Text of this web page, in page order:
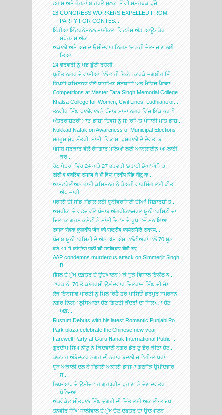
ਫਰਾਂਸ ਅਤੇ ਹੋਰਨਾਂ ਬਾਹਰਲੇ ਮੁਲਕਾਂ ਤੋਂ ਵੀ ਸਮਰਥਕ ਪੁੱਜੇ ...
28 CONGRESS WORKERS EXPELLED FROM
PARTY FOR CONTES...
ਇੰਡੀਆ ਇੰਟਰਨੈਸ਼ਨਲ ਸਾਈਕਲ, ਫਿਟਨੈਸ ਐਂਡ ਆਊਟਡੋਰ
ਸਪੋਰਟਸ ਐਕ...
ਅਕਾਲੀ ਅਤੇ ਅਜਾਦ ਉਮੀਦਵਾਰ ਨਿਗਮ 'ਚ ਨਹੀ ਜੇਲ• ਜਾਣ ਲਈ
ਤਿਆ...
24 ਫਰਵਰੀ ਨੂੰ ਪੇਡ ਛੁੱਟੀ ਰਹੇਗੀ
ਪ੍ਰੀਤ ਨਗਰ ਦੇ ਵਾਸੀਆਂ ਵੱਲੋਂ ਭਾਰੀ ਇਕੱਠ ਕਰਕੇ ਜਗਬੀਰ ਸਿੰ...
ਡਿਪਟੀ ਕਮਿਸ਼ਨਰ ਵੱਲੋਂ ਧਾਰਮਿਕ ਸੰਸਥਾਵਾਂ ਅਤੇ ਮੈਰਿਜ ਪੈਲਸਾ...
Competitions at Master Tara Singh Memorial College...
Khalsa College for Women, Civil Lines, Ludhiana or...
ਤਨਵੀਰ ਸਿੰਘ ਧਾਲੀਵਾਲ ਨੇ ਪੰਜਾਬ ਮਾਤਾ ਨਗਰ ਵਿੱਚ ਇੱਕ ਭਰਵੀ...
ਅੰਤਰਰਾਸ਼ਟਰੀ ਮਾਤ-ਭਾਸ਼ਾ ਦਿਵਸ ਨੂੰ ਸਮਰਪਿਤ ਪੰਜਾਬੀ ਮਾਤ-ਭਾਸ਼...
Nukkad Natak on Awareness of Municipal Elections
ਮਰਹੂਮ ਮੁੱਖ ਮੰਤਰੀ, ਸ਼ਾਂਤੀ, ਵਿਕਾਸ, ਖੁਸ਼ਹਾਲੀ ਦੇ ਦੇਵਤਾ ਬ...
ਪੰਜਾਬ ਸਰਕਾਰ ਵੱਲੋਂ ਰੋਜ਼ਗਾਰ ਮੇਲਿਆਂ ਲਈ ਆਨਲਾਈਨ ਅਪਲਾਈ
ਕਰ...
ਚੋਣ ਖੇਤਰਾਂ ਵਿੱਚ 24 ਅਤੇ 27 ਫਰਵਰੀ 'ਡਰਾਈ ਡੇਅ' ਘੋਸ਼ਿਤ
सांसी व बावरिया समाज ने भी दिया गुरदीप सिंह नीटू क...
ਆਸਟਰੇਲੀਅਨ ਹਾਈ ਕਮਿਸ਼ਨਰ ਨੇ ਡੇਅਰੀ ਫਾਰਮਿੰਗ ਲਈ ਕੀਤਾ
ਐਪ ਜਾਰੀ
ਪਰਾਲੀ ਦੀ ਸਾਂਭ-ਸੰਭਾਲ ਲਈ ਯੂਨੀਵਰਸਿਟੀ ਦੀਆਂ ਸਿਫ਼ਾਰਸ਼ਾਂ ਤ...
ਅਮਰੀਕਾ ਦੇ ਵਫ਼ਦ ਵੱਲੋਂ ਪੰਜਾਬ ਐਗਰੀਕਲਚਰਲ ਯੂਨੀਵਰਸਿਟੀ ਦਾ ...
ਜਿਲਾ ਕਾਂਗਰਸ ਕਮੇਟੀ ਨੇ ਸ਼ਾਂਤੀ ਦਿਵਸ ਦੇ ਰੂਪ ਵਜੋਂ ਮਨਾਇਆ ...
समाज सेवक कुलदीप जैन को राष्ट्रीय कार्यसमिति सदस्य...
ਪੰਜਾਬ ਯੂਨੀਵਰਸਿਟੀ ਦੇ ਐਨ.ਐਸ.ਐਸ.ਵਲੰਟੀਅਰਾਂ ਵਲੋਂ 70 ਯੂਨ...
वार्ड 41 में कांग्रेस पार्टी की उम्मीदवार बीबी सर्...
AAP condemns murderous attack on Simmerjit Singh
B...
ਜੱਸਲ ਦੇ ਮੁੱਖ ਦਫ਼ਤਰ ਦੇ ਉਦਘਾਟਨ ਮੌਕੇ ਜੁੜੇ ਵਿਸ਼ਾਲ ਇਕੱਠ ਨ...
ਵਾਰਡ ਨੰ. 70 ਤੋਂ ਕਾਂਗਰਸੀ ਉਮੀਦਵਾਰ ਦਿਲਰਾਜ ਸਿੰਘ ਦੀ ਚੋਣ...
ਲੋਕ ਇਨਸਾਫ ਪਾਰਟੀ ਨੂੰ ਮਿਲ ਰਿਹੈ ਹਰ ਪਾਸਿਓਂ ਭਰਪੂਰ ਸਮਰਥਨ
ਨਗਰ ਨਿਗਮ ਲੁਧਿਆਣਾ ਚੋਣ ਗਿਣਤੀ ਕੇਂਦਰਾਂ ਦਾ ਜ਼ਿਲ•ਾ ਚੋਣ
ਅਫ਼...
Rustum Debuts with his latest Romantic Punjabi Po...
Park plaza celebrate the Chinese new year
Farewell Party at Guru Nanak International Public ...
ਗੁਰਦੀਪ ਸਿੰਘ ਨੀਟੂ ਨੇ ਕਿਦਵਾਈ ਨਗਰ ਡੋਰ ਟੂ ਡੋਰ ਕੀਤਾ ਚੋਣ...
ਡਾਕਟਰ ਅੰਬੇਦਕਰ ਨਗਰ ਦੀ ਨਹਾਰ ਬਦਲੀ ਜਾਵੇਗੀ-ਲਾਪਰਾਂ
ਯੂਥ ਅਕਾਲੀ ਦਲ ਨੇ ਸੰਭਾਲੀ ਅਕਾਲੀ-ਭਾਜਪਾ ਗਠਜੋੜ ਉਮੀਦਵਾਰ
ਸ...
ਲਿਪ-ਆਪ ਦੇ ਉਮੀਦਵਾਰ ਗੁਰਪ੍ਰੀਤ ਖੁਰਾਣਾ ਨੇ ਚੋਣ ਦਫ਼ਤਰ
ਖੋਲਿ•ਆ
ਐਡਵੋਕੇਟ ਮੀਤਪਾਲ ਸਿੰਘ ਦੁੱਗਰੀ ਦੀ ਜਿੱਤ ਲਈ ਅਕਾਲੀ-ਭਾਜਪਾ ...
ਤਨਵੀਰ ਸਿੰਘ ਧਾਲੀਵਾਲ ਦੇ ਮੁੱਖ ਚੋਣ ਦਫਤਰ ਦਾ ਉਦਘਾਟਨ